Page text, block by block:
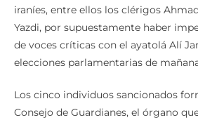
iraníes, entre ellos los clérigos
Yazdi, por supuestamente haber
de voces críticas con el ayatolá Alí
elecciones parlamentarias de
Los cinco individuos sancionados
Consejo de Guardianes, el órgano